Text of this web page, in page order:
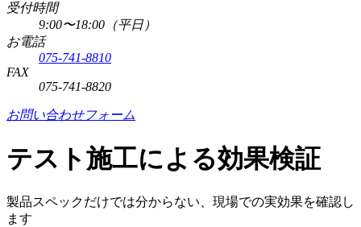
受付時間
9:00〜18:00（平日）
お電話
075-741-8810
FAX
075-741-8820
お問い合わせフォーム
テスト施工による効果検証
製品スペックだけでは分からない、現場での実効果を確認し
ます